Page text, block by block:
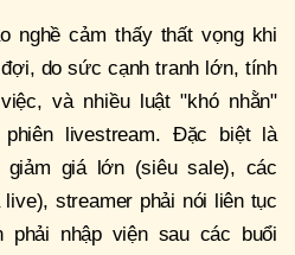
nghề cảm thấy thất vọng khi
do sức cạnh tranh lớn, tính
và nhiều luật "khó nhằn"
livestream. Đặc biệt là
giảm giá lớn (siêu sale), các
streamer phải nói liên tục
phải nhập viện sau các buổi